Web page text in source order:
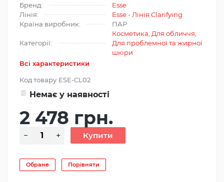
Бренд:
Esse
Лінія:
Esse - Лінія Clarifying
Країна виробник:
ПАР
Категорії:
Косметика Для обличчя
Для проблемної та жирної
шкіри
Всі характеристики
Код товару ESE-CL02
Немає у наявності
2 478 грн.
Обране Порівняти